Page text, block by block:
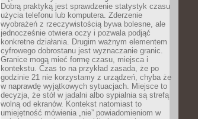
Dobrą praktyką jest sprawdzenie statystyk czasu
użycia telefonu lub komputera. Zderzenie
wyobrażeń z rzeczywistością bywa bolesne, ale
jednocześnie otwiera oczy i pozwala podjąć
konkretne działania. Drugim ważnym elementem
cyfrowego dobrostanu jest wyznaczanie granic.
Granice mogą mieć formę czasu, miejsca i
kontekstu. Czas to na przykład zasada, że po
godzinie 21 nie korzystamy z urządzeń, chyba że
w naprawdę wyjątkowych sytuacjach. Miejsce to
decyzja, że stół w jadalni albo sypialnia są strefą
wolną od ekranów. Kontekst natomiast to
umiejętność mówienia „nie” powiadomieniom w